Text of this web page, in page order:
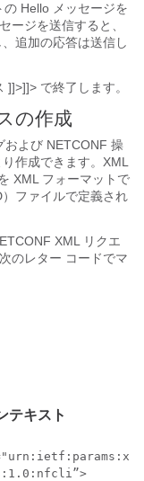
Hello メッセージを
ージを送信すると、
追加の応答は送信し
で終了します。
の作成
および NETCONF 操
作成できます。XML
XML フォーマットで
ファイルで定義され
XML リクエ
のレター コードでマ
テキスト